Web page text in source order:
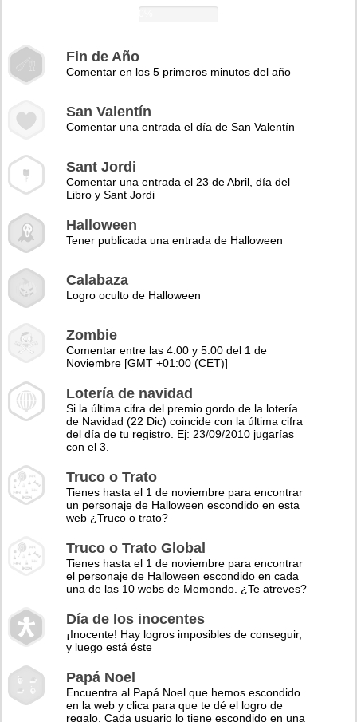
Fin de Año
Comentar en los 5 primeros minutos del año
San Valentín
Comentar una entrada el día de San Valentín
Sant Jordi
Comentar una entrada el 23 de Abril, día del
Libro y Sant Jordi
Halloween
Tener publicada una entrada de Halloween
Calabaza
Logro oculto de Halloween
Zombie
Comentar entre las 4:00 y 5:00 del 1 de
Noviembre [GMT +01:00 (CET)]
Lotería de navidad
Si la última cifra del premio gordo de la lotería
de Navidad (22 Dic) coincide con la última cifra
del día de tu registro. Ej: 23/09/2010 jugarías
con el 3.
Truco o Trato
Tienes hasta el 1 de noviembre para encontrar
un personaje de Halloween escondido en esta
web ¿Truco o trato?
Truco o Trato Global
Tienes hasta el 1 de noviembre para encontrar
el personaje de Halloween escondido en cada
una de las 10 webs de Memondo. ¿Te atreves?
Día de los inocentes
¡Inocente! Hay logros imposibles de conseguir,
y luego está éste
Papá Noel
Encuentra al Papá Noel que hemos escondido
en la web y clica para que te dé el logro de
regalo. Cada usuario lo tiene escondido en una